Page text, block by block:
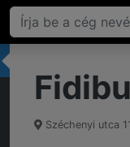
Széchenyi utca